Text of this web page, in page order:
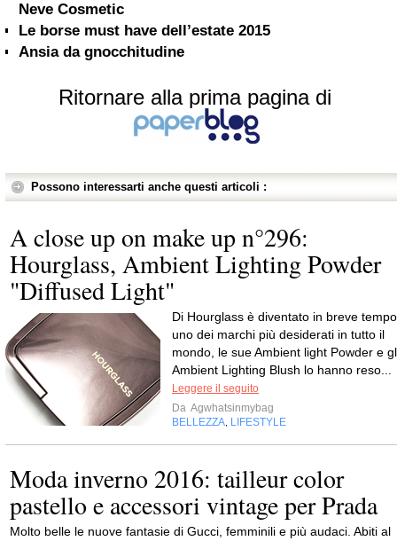
Neve Cosmetic
Le borse must have dell’estate 2015
Ansia da gnocchitudine
Ritornare alla prima pagina di
Possono interessarti anche questi articoli :
A close up on make up n°296:
Hourglass, Ambient Lighting Powder
"Diffused Light"
Di Hourglass è diventato in breve tempo
uno dei marchi più desiderati in tutto il
mondo, le sue Ambient light Powder e
Ambient Lighting Blush lo hanno reso...
Leggere il seguito
Da Agwhatsinmybag
BELLEZZA LIFESTYLE
Moda inverno 2016: tailleur color
pastello e accessori vintage per Prada
Molto belle le nuove fantasie di Gucci, femminili e più audaci. Abiti al